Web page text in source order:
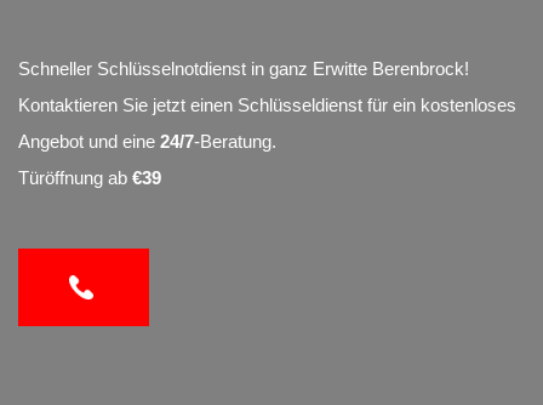
Schneller Schlüsselnotdienst in ganz Erwitte Berenbrock!
Kontaktieren Sie jetzt einen Schlüsseldienst für ein kostenloses
Angebot und eine 24/7-Beratung.
Türöffnung ab €39